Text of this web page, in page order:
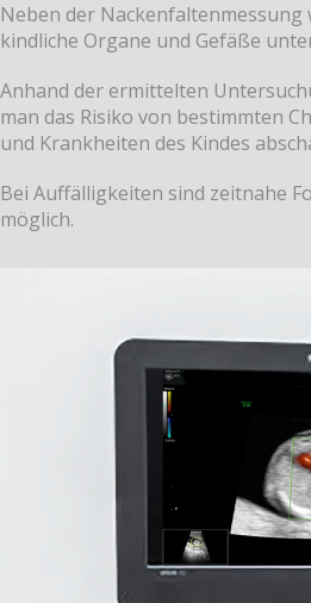
Neben der Nackenfaltenmessung
kindliche Organe und Gefäße
Anhand der ermittelten
man das Risiko von bestimmten
und Krankheiten des Kindes
Bei Auffälligkeiten sind zeitnahe
möglich.